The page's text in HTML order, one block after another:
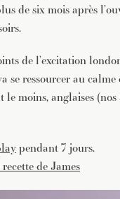
de six mois après
de l’excitation
ressourcer au
moins, anglaises
pendant 7 jours.
de James